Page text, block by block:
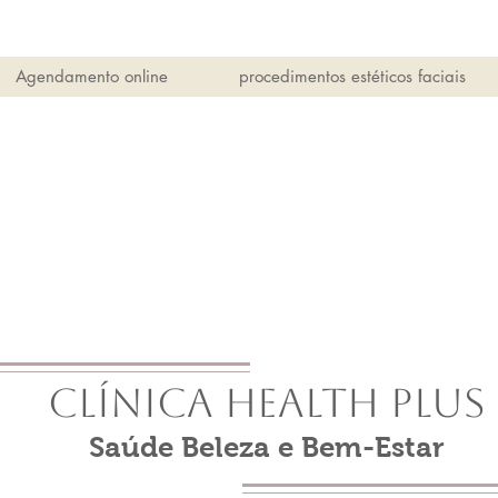
Agendamento online procedimentos estéticos faciais
Clínica Health Plus
Saúde Beleza e Bem-Estar